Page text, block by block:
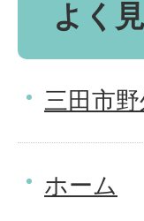
よく
三田市
ホーム